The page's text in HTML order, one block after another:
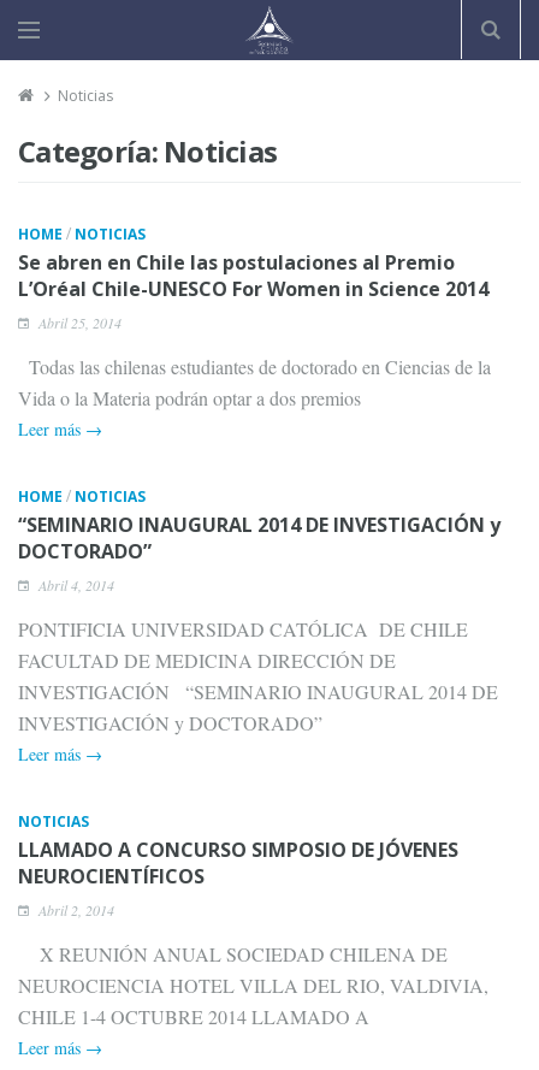
Noticias
Categoría: Noticias
HOME / NOTICIAS
Se abren en Chile las postulaciones al Premio
L’Oréal Chile-UNESCO For Women in Science 2014
Abril 25, 2014
Todas las chilenas estudiantes de doctorado en Ciencias de la
Vida o la Materia podrán optar a dos premios
Leer más →
HOME / NOTICIAS
“SEMINARIO INAUGURAL 2014 DE INVESTIGACIÓN y
DOCTORADO”
Abril 4, 2014
PONTIFICIA UNIVERSIDAD CATÓLICA DE CHILE
FACULTAD DE MEDICINA DIRECCIÓN DE
INVESTIGACIÓN “SEMINARIO INAUGURAL 2014 DE
INVESTIGACIÓN y DOCTORADO”
Leer más →
NOTICIAS
LLAMADO A CONCURSO SIMPOSIO DE JÓVENES
NEUROCIENTÍFICOS
Abril 2, 2014
X REUNIÓN ANUAL SOCIEDAD CHILENA DE
NEUROCIENCIA HOTEL VILLA DEL RIO, VALDIVIA,
CHILE 1-4 OCTUBRE 2014 LLAMADO A
Leer más →